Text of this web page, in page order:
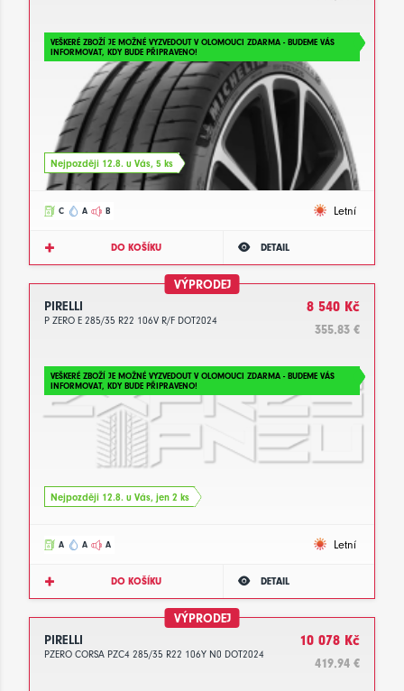
VEŠKERÉ ZBOŽÍ JE MOŽNÉ VYZVEDOUT V OLOMOUCI ZDARMA - BUDEME VÁS
INFORMOVAT, KDY BUDE PŘIPRAVENO!
Nejpozději 12.8. u Vás, 5 ks
C A B Letní
DO KOŠÍKU DETAIL
VÝPRODEJ
PIRELLI
P ZERO E 285/35 R22 106V R/F DOT2024
8 540 Kč
355.83 €
VEŠKERÉ ZBOŽÍ JE MOŽNÉ VYZVEDOUT V OLOMOUCI ZDARMA - BUDEME VÁS
INFORMOVAT, KDY BUDE PŘIPRAVENO!
Nejpozději 12.8. u Vás, jen 2 ks
A A A Letní
DO KOŠÍKU DETAIL
VÝPRODEJ
PIRELLI
PZERO CORSA PZC4 285/35 R22 106Y N0 DOT2024
10 078 Kč
419.94 €